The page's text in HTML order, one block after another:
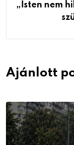
„Isten nem
Ajánlott